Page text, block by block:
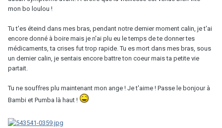
mon bo loulou !
Tu t'es éteind dans mes bras, pendant notre dernier moment calin, je t'ai
encore donné à boire mais je n'ai plu eu le temps de te donner tes
médicaments, ta crises fut trop rapide. Tu es mort dans mes bras, sous
un dernier calin, je sentais encore battre ton coeur mais ta petite vie
partait.
Tu ne souffres plu maintenant mon ange ! Je t'aime ! Passe le bonjour à
Bambi et Pumba là haut !